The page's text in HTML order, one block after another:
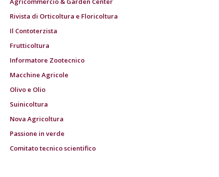
Rivista di Orticoltura e Floricoltura
Il Contoterzista
Frutticoltura
Informatore Zootecnico
Macchine Agricole
Olivo e Olio
Suinicoltura
Nova Agricoltura
Passione in verde
Comitato tecnico scientifico